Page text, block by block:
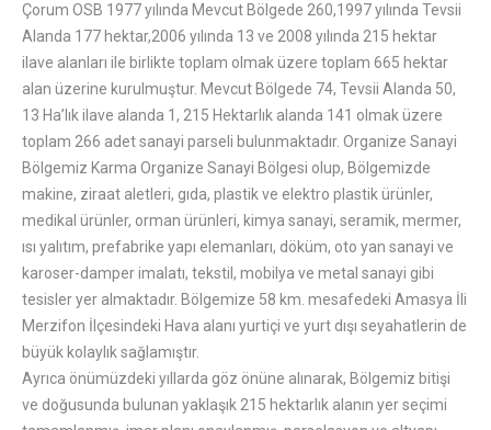
Çorum OSB 1977 yılında Mevcut Bölgede 260,1997 yılında Tevsii
Alanda 177 hektar,2006 yılında 13 ve 2008 yılında 215 hektar
ilave alanları ile birlikte toplam olmak üzere toplam 665 hektar
alan üzerine kurulmuştur. Mevcut Bölgede 74, Tevsii Alanda 50,
13 Ha’lık ilave alanda 1, 215 Hektarlık alanda 141 olmak üzere
toplam 266 adet sanayi parseli bulunmaktadır. Organize Sanayi
Bölgemiz Karma Organize Sanayi Bölgesi olup, Bölgemizde
makine, ziraat aletleri, gıda, plastik ve elektro plastik ürünler,
medikal ürünler, orman ürünleri, kimya sanayi, seramik, mermer,
ısı yalıtım, prefabrike yapı elemanları, döküm, oto yan sanayi ve
karoser-damper imalatı, tekstil, mobilya ve metal sanayi gibi
tesisler yer almaktadır. Bölgemize 58 km. mesafedeki Amasya İli
Merzifon İlçesindeki Hava alanı yurtiçi ve yurt dışı seyahatlerin de
büyük kolaylık sağlamıştır.
Ayrıca önümüzdeki yıllarda göz önüne alınarak, Bölgemiz bitişi
ve doğusunda bulunan yaklaşık 215 hektarlık alanın yer seçimi